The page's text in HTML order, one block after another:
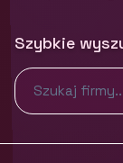
Szybkie